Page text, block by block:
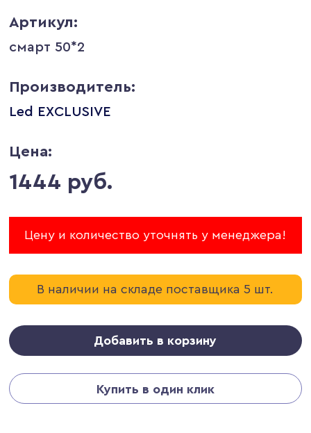
Артикул:
смарт 50*2
Производитель:
Led EXCLUSIVE
Цена:
1444 руб.
Цену и количество уточнять у менеджера!
В наличии на складе поставщика 5 шт.
Добавить в корзину
Купить в один клик